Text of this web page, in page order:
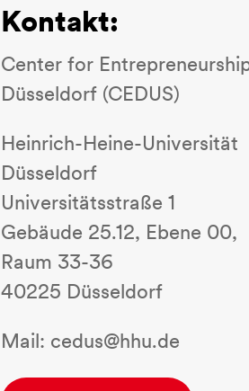
Kontakt:
Center for
Düsseldorf (CEDUS)
Heinrich-Heine-Universität
Düsseldorf
Universitätsstraße 1
Gebäude 25.12, Ebene 00,
Raum 33-36
40225 Düsseldorf
Mail: cedus@hhu.de